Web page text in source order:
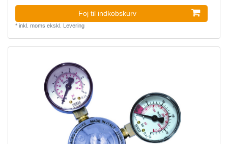
Foj til indkobskurv
* inkl. moms ekskl. Levering